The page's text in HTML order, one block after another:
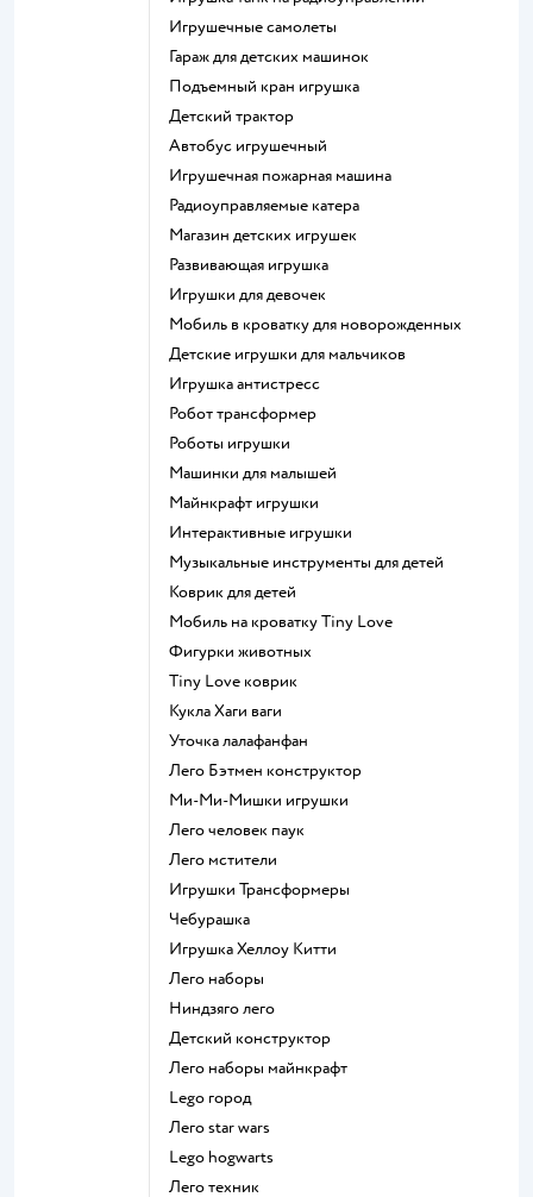
Игрушечные самолеты
Гараж для детских машинок
Подъемный кран игрушка
Детский трактор
Автобус игрушечный
Игрушечная пожарная машина
Радиоуправляемые катера
Магазин детских игрушек
Развивающая игрушка
Игрушки для девочек
Мобиль в кроватку для новорожденных
Детские игрушки для мальчиков
Игрушка антистресс
Робот трансформер
Роботы игрушки
Машинки для малышей
Майнкрафт игрушки
Интерактивные игрушки
Музыкальные инструменты для детей
Коврик для детей
Мобиль на кроватку Tiny Love
Фигурки животных
Tiny Love коврик
Кукла Хаги ваги
Уточка лалафанфан
Лего Бэтмен конструктор
Ми-Ми-Мишки игрушки
Лего человек паук
Лего мстители
Игрушки Трансформеры
Чебурашка
Игрушка Хеллоу Китти
Лего наборы
Ниндзяго лего
Детский конструктор
Лего наборы майнкрафт
Lego город
Лего star wars
Lego hogwarts
Лего техник